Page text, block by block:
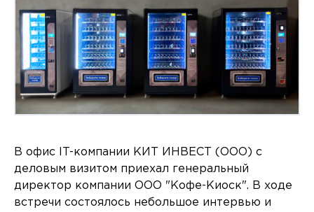
В офис IT-компании КИТ ИНВЕСТ (ООО) с
деловым визитом приехал генеральный
директор компании ООО "Кофе-Киоск". В ходе
встречи состоялось небольшое интервью и